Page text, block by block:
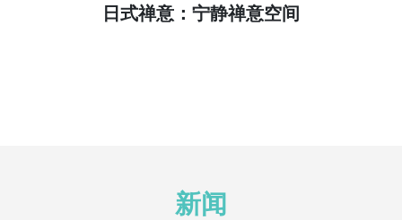
日式禅意：宁静禅意空间
新闻